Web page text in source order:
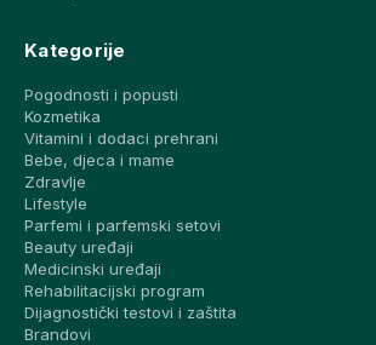
Kategorije
Pogodnosti i popusti
Kozmetika
Vitamini i dodaci prehrani
Bebe, djeca i mame
Zdravlje
Lifestyle
Parfemi i parfemski setovi
Beauty uređaji
Medicinski uređaji
Rehabilitacijski program
Dijagnostički testovi i zaštita
Brandovi